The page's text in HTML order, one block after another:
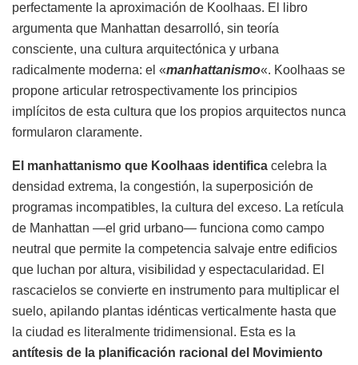
perfectamente la aproximación de Koolhaas. El libro
argumenta que Manhattan desarrolló, sin teoría
consciente, una cultura arquitectónica y urbana
radicalmente moderna: el «manhattanismo«. Koolhaas se
propone articular retrospectivamente los principios
implícitos de esta cultura que los propios arquitectos nunca
formularon claramente.
El manhattanismo que Koolhaas identifica celebra la
densidad extrema, la congestión, la superposición de
programas incompatibles, la cultura del exceso. La retícula
de Manhattan —el grid urbano— funciona como campo
neutral que permite la competencia salvaje entre edificios
que luchan por altura, visibilidad y espectacularidad. El
rascacielos se convierte en instrumento para multiplicar el
suelo, apilando plantas idénticas verticalmente hasta que
la ciudad es literalmente tridimensional. Esta es la
antítesis de la planificación racional del Movimiento